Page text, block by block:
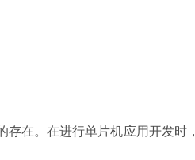
在。在进行单片机应用开发时，